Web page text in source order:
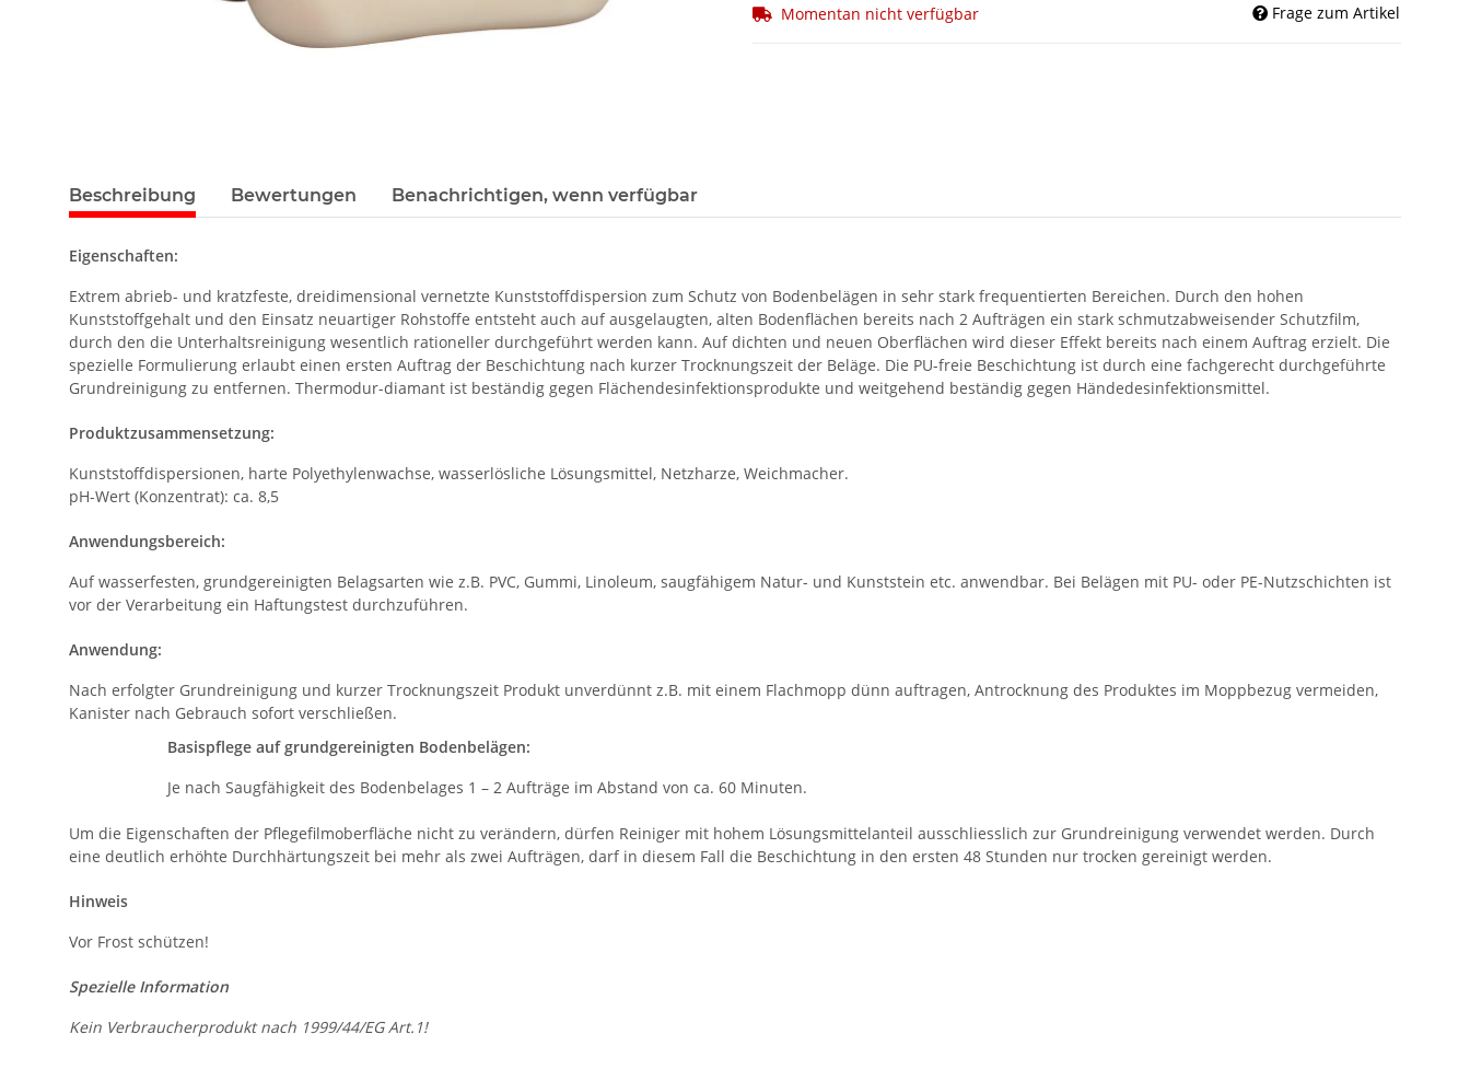
Momentan nicht verfügbar Frage zum Artikel
Beschreibung Bewertungen Benachrichtigen, wenn verfügbar
Eigenschaften:
Extrem abrieb- und kratzfeste, dreidimensional vernetzte Kunststoffdispersion zum Schutz von Bodenbelägen in sehr stark frequentierten Bereichen. Durch den hohen
Kunststoffgehalt und den Einsatz neuartiger Rohstoffe entsteht auch auf ausgelaugten, alten Bodenflächen bereits nach 2 Aufträgen ein stark schmutzabweisender Schutzfilm,
durch den die Unterhaltsreinigung wesentlich rationeller durchgeführt werden kann. Auf dichten und neuen Oberflächen wird dieser Effekt bereits nach einem Auftrag erzielt. Die
spezielle Formulierung erlaubt einen ersten Auftrag der Beschichtung nach kurzer Trocknungszeit der Beläge. Die PU-freie Beschichtung ist durch eine fachgerecht durchgeführte
Grundreinigung zu entfernen. Thermodur-diamant ist beständig gegen Flächendesinfektionsprodukte und weitgehend beständig gegen Händedesinfektionsmittel.
Produktzusammensetzung:
Kunststoffdispersionen, harte Polyethylenwachse, wasserlösliche Lösungsmittel, Netzharze, Weichmacher.
pH-Wert (Konzentrat): ca. 8,5
Anwendungsbereich:
Auf wasserfesten, grundgereinigten Belagsarten wie z.B. PVC, Gummi, Linoleum, saugfähigem Natur- und Kunststein etc. anwendbar. Bei Belägen mit PU- oder PE-Nutzschichten ist
vor der Verarbeitung ein Haftungstest durchzuführen.
Anwendung:
Nach erfolgter Grundreinigung und kurzer Trocknungszeit Produkt unverdünnt z.B. mit einem Flachmopp dünn auftragen, Antrocknung des Produktes im Moppbezug vermeiden,
Kanister nach Gebrauch sofort verschließen.
Basispflege auf grundgereinigten Bodenbelägen:
Je nach Saugfähigkeit des Bodenbelages 1 – 2 Aufträge im Abstand von ca. 60 Minuten.
Um die Eigenschaften der Pflegefilmoberfläche nicht zu verändern, dürfen Reiniger mit hohem Lösungsmittelanteil ausschliesslich zur Grundreinigung verwendet werden. Durch
eine deutlich erhöhte Durchhärtungszeit bei mehr als zwei Aufträgen, darf in diesem Fall die Beschichtung in den ersten 48 Stunden nur trocken gereinigt werden.
Hinweis
Vor Frost schützen!
Spezielle Information
Kein Verbraucherprodukt nach 1999/44/EG Art.1!